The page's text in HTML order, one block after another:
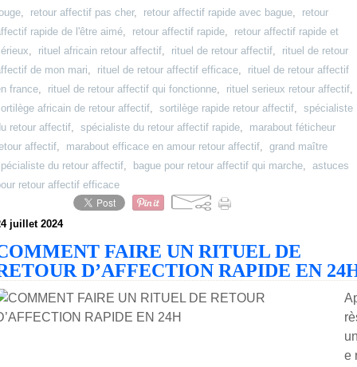
, retour affectif pas cher, retour affectif rapide avec bague, retour
rapide de l'être aimé, retour affectif rapide, retour affectif rapide et
, rituel africain retour affectif, rituel de retour affectif, rituel de retour
de mon mari, rituel de retour affectif efficace, rituel de retour affectif
france, rituel de retour affectif qui fonctionne, rituel serieux retour affectif,
africain de retour affectif, sortilège rapide retour affectif, spécialiste
retour affectif, spécialiste du retour affectif rapide, marabout féticheur
affectif, marabout efficace en amour retour affectif, grand maître
du retour affectif, bague pour retour affectif qui marche, astuces
retour affectif efficace
juillet 2024
FAIRE UN RITUEL DE
D’AFFECTION RAPIDE EN
e